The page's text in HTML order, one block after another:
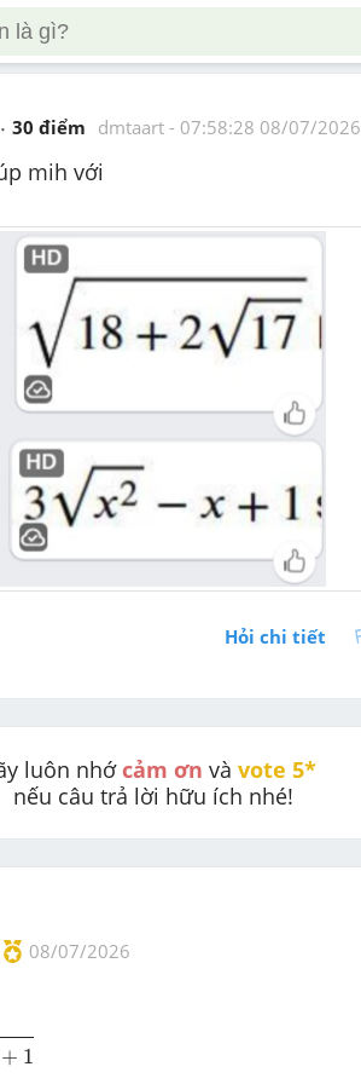
30 điểm dmtaart - 07:58:28 08/07/2026
mih với
Hỏi chi tiết
luôn nhớ cảm ơn và vote 5*
nếu câu trả lời hữu ích nhé!
08/07/2026
+ 1